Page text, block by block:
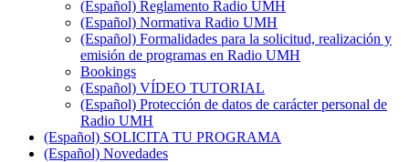
(Español) Reglamento Radio UMH
(Español) Normativa Radio UMH
(Español) Formalidades para la solicitud, realización y
emisión de programas en Radio UMH
Bookings
(Español) VÍDEO TUTORIAL
(Español) Protección de datos de carácter personal de
Radio UMH
(Español) SOLICITA TU PROGRAMA
(Español) Novedades